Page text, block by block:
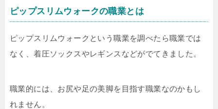
ピップスリムウォークの職業とは
ピップスリムウォークという職業を調べたら職業では
なく、着圧ソックスやレギンスなどがでてきました。
職業的には、お尻や足の美脚を目指す職業なのかもし
れません。